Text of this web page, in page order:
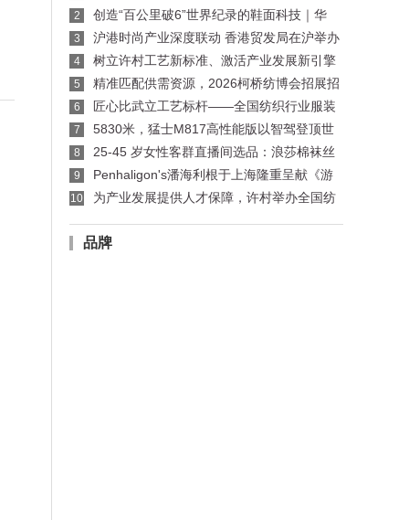
全水性鞋革“三零生态皮”
2
创造“百公里破6”世界纪录的鞋面科技｜华
昌“蜂鸟翼网纱”定义极致轻量
3
沪港时尚产业深度联动 香港贸发局在沪举办
买手沙龙，推动业界交流
4
树立许村工艺新标准、激活产业发展新引擎
——纺织行业服装制版师/缝纫工（服装制作工）
职业技能竞赛许村选拔赛圆满收官！
5
精准匹配供需资源，2026柯桥纺博会招展招
商对接会即将举行！
6
匠心比武立工艺标杆——全国纺织行业服装
制版师、缝纫工技能竞赛许村选拔赛开赛
7
5830米，猛士M817高性能版以智驾登顶世
界公路之巅
8
25-45 岁女性客群直播间选品：浪莎棉袜丝
袜适配指南
9
Penhaligon's潘海利根于上海隆重呈献《游
弋之地：伦敦名流录》主题展览 致敬肖像兽首系
10
为产业发展提供人才保障，许村举办全国纺
品牌